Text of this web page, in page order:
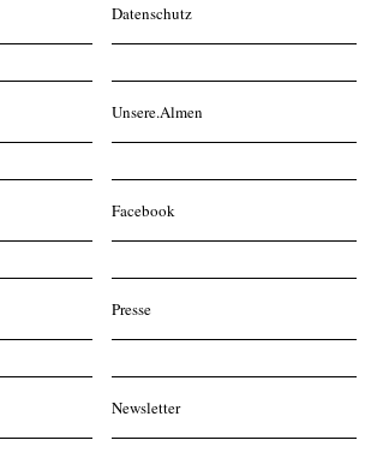
Datenschutz
Unsere.Almen
Facebook
Presse
Newsletter